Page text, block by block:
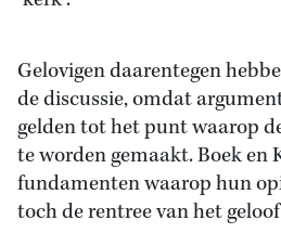
Gelovigen daarentegen
de discussie, omdat
gelden tot het punt waarop
te worden gemaakt. Boek en
fundamenten waarop hun
toch de rentree van het